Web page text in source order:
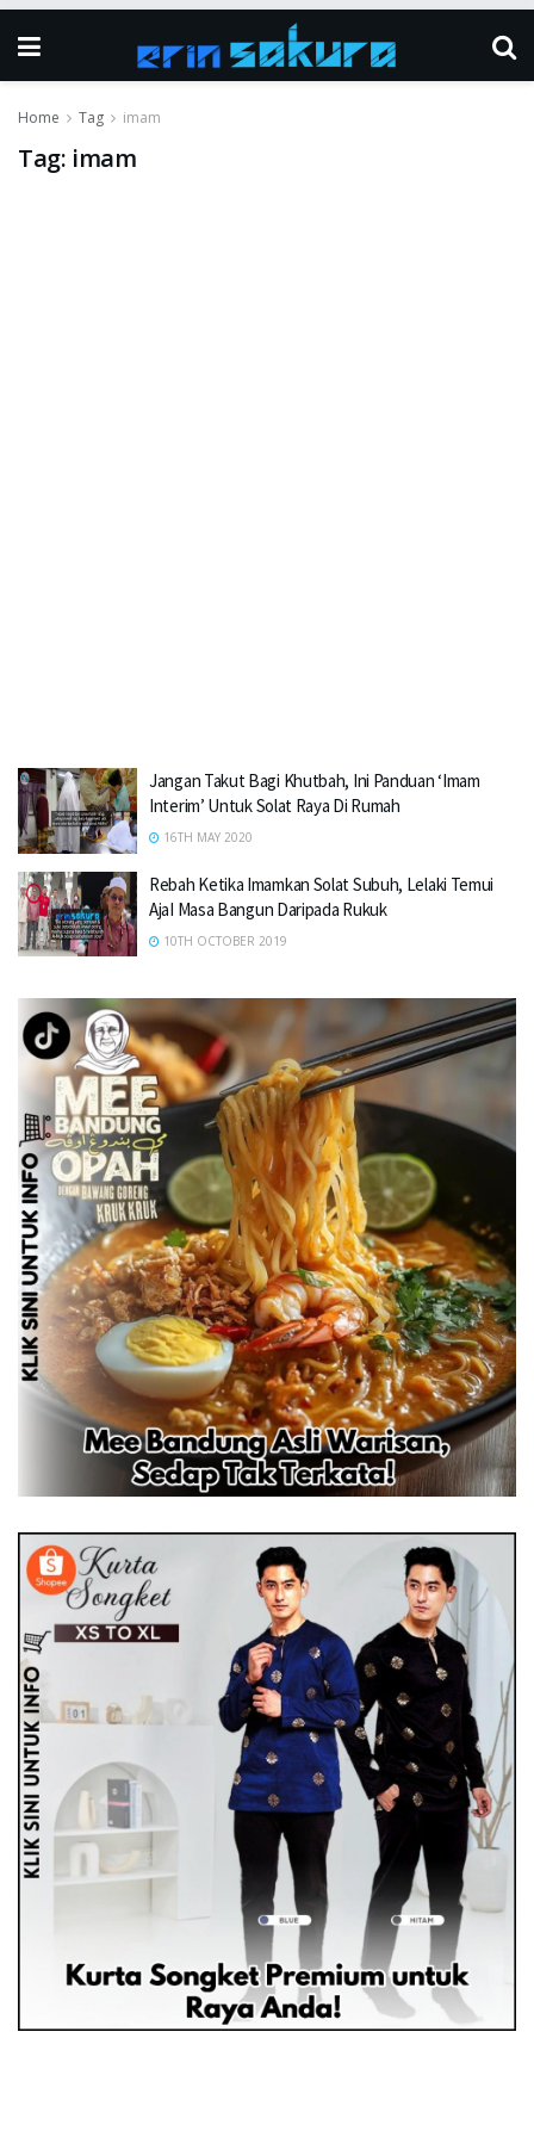
Home Tag imam
Tag: imam
Jangan Takut Bagi Khutbah, Ini Panduan ‘Imam
Interim’ Untuk Solat Raya Di Rumah
16TH MAY 2020
Rebah Ketika Imamkan Solat Subuh, Lelaki Temui
AjaI Masa Bangun Daripada Rukuk
10TH OCTOBER 2019